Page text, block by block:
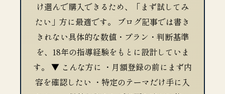
け選んで購入できるため、「まず試してみ
たい」方に最適です。 ブログ記事では書き
きれない具体的な数値・プラン・判断基準
を、18年の指導経験をもとに設計していま
す。 ▼ こんな方に ・月額登録の前にまず内
容を確認したい ・特定のテーマだけ手に入